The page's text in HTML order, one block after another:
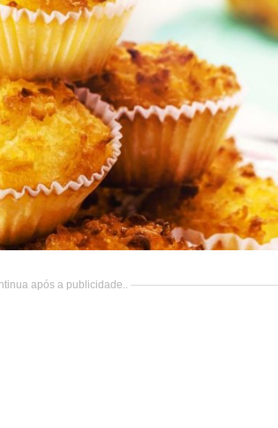
após a publicidade..